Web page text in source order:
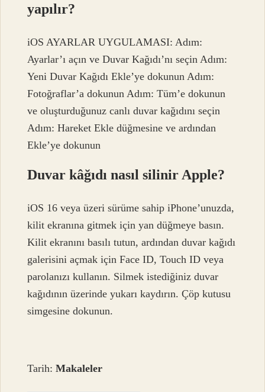
yapılır?
iOS AYARLAR UYGULAMASI: Adım:
Ayarlar’ı açın ve Duvar Kağıdı’nı seçin Adım:
Yeni Duvar Kağıdı Ekle’ye dokunun Adım:
Fotoğraflar’a dokunun Adım: Tüm’e dokunun
ve oluşturduğunuz canlı duvar kağıdını seçin
Adım: Hareket Ekle düğmesine ve ardından
Ekle’ye dokunun
Duvar kâğıdı nasıl silinir Apple?
iOS 16 veya üzeri sürüme sahip iPhone’unuzda,
kilit ekranına gitmek için yan düğmeye basın.
Kilit ekranını basılı tutun, ardından duvar kağıdı
galerisini açmak için Face ID, Touch ID veya
parolanızı kullanın. Silmek istediğiniz duvar
kağıdının üzerinde yukarı kaydırın. Çöp kutusu
simgesine dokunun.
Tarih:Makaleler